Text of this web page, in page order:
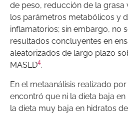
de peso, reducción de la grasa
los parámetros metabólicos y
inflamatorios; sin embargo, no
resultados concluyentes en
aleatorizados de largo plazo
MASLD4.
En el metaanálisis realizado por
encontró que ni la dieta baja
la dieta muy baja en hidratos